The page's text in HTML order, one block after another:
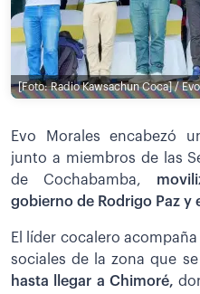
[Foto: Radio Kawsachun Coca] /
Evo Morales encabezó
junto a miembros de las
de Cochabamba,
gobierno de Rodrigo Paz y
El líder cocalero
sociales de la zona que
hasta llegar a Chimoré,